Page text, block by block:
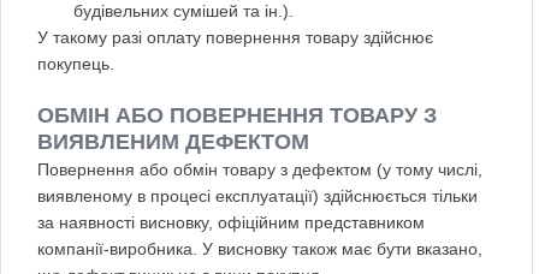
будівельних сумішей та ін.).
У такому разі оплату повернення товару здійснює
покупець.
ОБМІН АБО ПОВЕРНЕННЯ ТОВАРУ З
ВИЯВЛЕНИМ ДЕФЕКТОМ
Повернення або обмін товару з дефектом (у тому числі,
виявленому в процесі експлуатації) здійснюється тільки
за наявності висновку, офіційним представником
компанії-виробника. У висновку також має бути вказано,